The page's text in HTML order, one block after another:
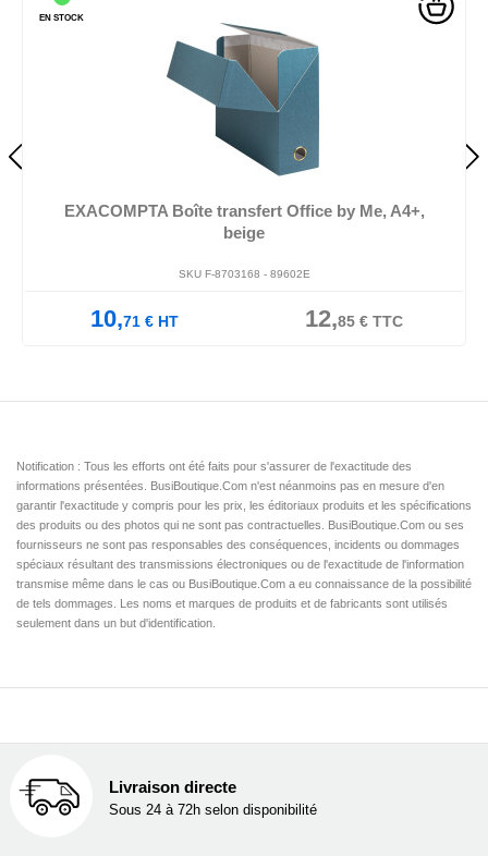
EXACOMPTA Boîte transfert Office by Me, A4+,
beige
SKU F-8703168 - 89602E
10,71 € HT 12,85€TTC
EN STOCK
Notification : Tous les efforts ont été faits pour s'assurer de l'exactitude des
informations présentées. BusiBoutique.Com n'est néanmoins pas en mesure d'en
garantir l'exactitude y compris pour les prix, les éditoriaux produits et les spécifications
des produits ou des photos qui ne sont pas contractuelles. BusiBoutique.Com ou ses
fournisseurs ne sont pas responsables des conséquences, incidents ou dommages
spéciaux résultant des transmissions électroniques ou de l'exactitude de l'information
transmise même dans le cas ou BusiBoutique.Com a eu connaissance de la possibilité
de tels dommages. Les noms et marques de produits et de fabricants sont utilisés
seulement dans un but d'identification.
Livraison directe
Sous 24 à 72h selon disponibilité